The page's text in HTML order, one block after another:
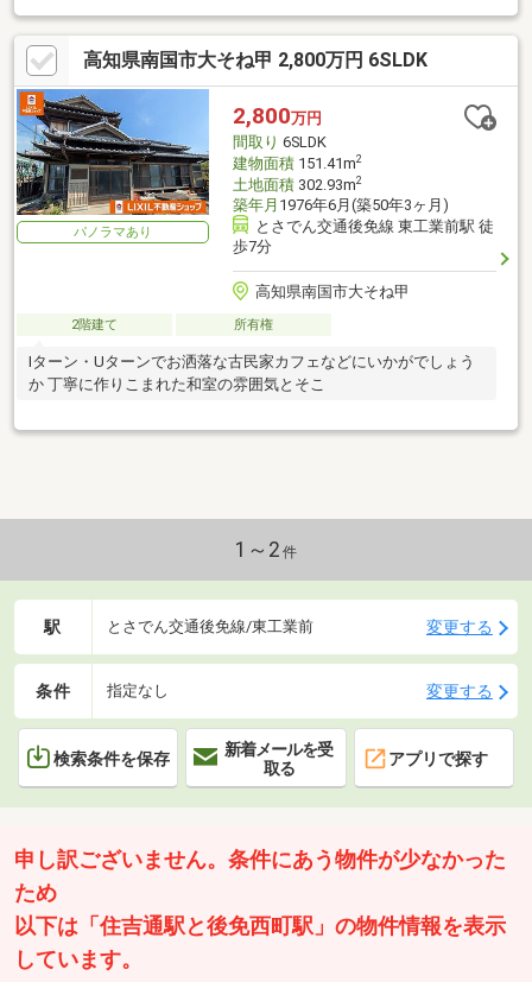
チェック♪
高知県南国市大そね甲 2,800万円 6SLDK
パノラマあり
2,800万円
間取り 6SLDK
建物面積151.41m2
土地面積302.93m2
築年月 1976年6月(築50年3ヶ月)
とさでん交通後免線 東工業前駅 徒
歩7分
高知県南国市大そね甲
2階建て 所有権
Iターン・Uターンでお洒落な古民家カフェなどにいかがでしょう
か 丁寧に作りこまれた和室の雰囲気とそこ
1～2 件
駅 とさでん交通後免線/東工業前 変更する
条件 指定なし 変更する
検索条件を保存
新着メールを受
取る
アプリで探す
申し訳ございません。条件にあう物件が少なかった
ため
以下は「住吉通駅と後免西町駅」の物件情報を表示
しています。